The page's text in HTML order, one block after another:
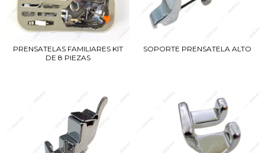
PRENSATELAS FAMILIARES KIT
DE 8 PIEZAS
SOPORTE PRENSATELA ALTO